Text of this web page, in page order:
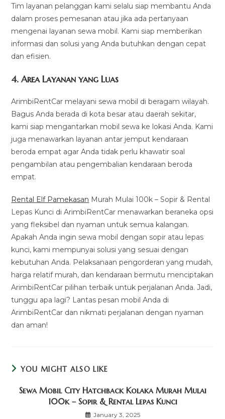
Tim layanan pelanggan kami selalu siap membantu Anda
dalam proses pemesanan atau jika ada pertanyaan
mengenai layanan sewa mobil. Kami siap memberikan
informasi dan solusi yang Anda butuhkan dengan cepat
dan efisien.
4.Area Layanan yang Luas
ArimbiRentCar melayani sewa mobil di beragam wilayah.
Bagus Anda berada di kota besar atau daerah sekitar,
kami siap mengantarkan mobil sewa ke lokasi Anda. Kami
juga menawarkan layanan antar jemput kendaraan
beroda empat agar Anda tidak perlu khawatir soal
pengambilan atau pengembalian kendaraan beroda
empat.
Rental Elf Pamekasan Murah Mulai 100k – Sopir & Rental
Lepas Kunci di ArimbiRentCar menawarkan beraneka opsi
yang fleksibel dan nyaman untuk semua kalangan.
Apakah Anda ingin sewa mobil dengan sopir atau lepas
kunci, kami mempunyai solusi yang sesuai dengan
kebutuhan Anda. Pelaksanaan pengorderan yang mudah,
harga relatif murah, dan kendaraan bermutu menciptakan
ArimbiRentCar pilihan terbaik untuk perjalanan Anda. Jadi,
tunggu apa lagi? Lantas pesan mobil Anda di
ArimbiRentCar dan nikmati perjalanan dengan nyaman
dan aman!
YOU MIGHT ALSO LIKE
Sewa Mobil City Hatchback Kolaka Murah Mulai
100k – Sopir & Rental Lepas Kunci
January 3, 2025